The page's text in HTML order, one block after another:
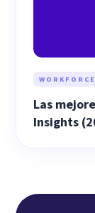
Las
Insights